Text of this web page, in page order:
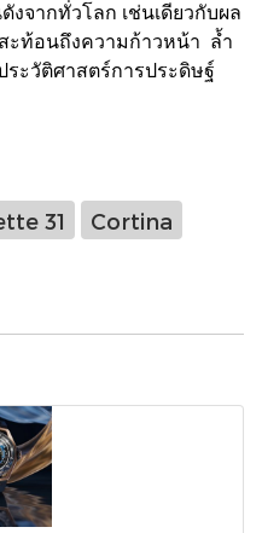
งจากทั่วโลก เช่นเดียวกับผล
ะท้อนถึงความก้าวหน้า ล้ำ
ะวัติศาสตร์การประดิษฐ์
31
Cortina